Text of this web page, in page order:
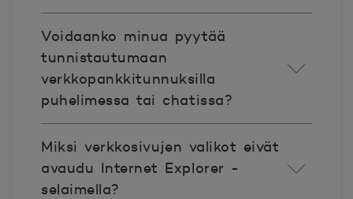
Voidaanko minua pyytää
tunnistautumaan
verkkopankkitunnuksilla
puhelimessa tai chatissa?
Miksi verkkosivujen valikot eivät
avaudu Internet Explorer -
selaimella?